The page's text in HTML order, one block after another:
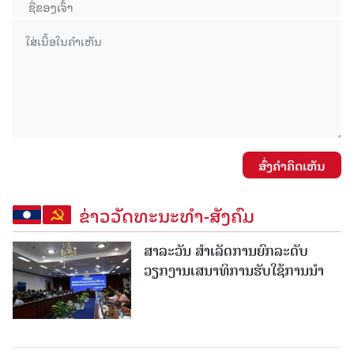
ສົ່ງຄໍາຄິດເຫັນ
ຂ່າວວັດທະນະທຳ-ສັງຄົມ
ສາລະວັນ ສໍາເລັດການຍົກລະດັບ
ວຽກງານເສນາທິການຮັບໃຊ້ການນໍາ